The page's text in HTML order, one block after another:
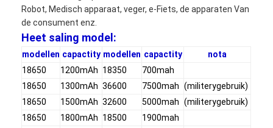
NiCd accu packs
Lithium ion accu 's
Oplaadbare Staafla batterij
noodverlichtingbatterij
Robot, Medisch apparaat, veger, e-Fiets, de apparaten Van
de consument enz.
Heet saling model:
modellen capactity modellen capactity
nota
18650
1200mAh 18350
700mah
18650
1300mAh 36600 7500mah (militerygebruik)
18650
1500mAh 32600 5000mah (militerygebruik)
18650
1800mAh 18500
1900mah